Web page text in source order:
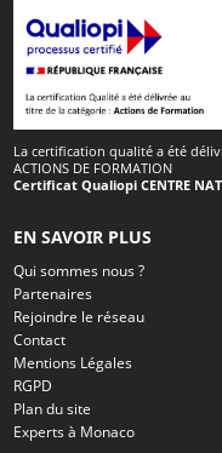
La certification qualité a été
ACTIONS DE FORMATION
Certificat Qualiopi CENTRE
EN SAVOIR PLUS
Qui sommes nous ?
Partenaires
Rejoindre le réseau
Contact
Mentions Légales
RGPD
Plan du site
Experts à Monaco